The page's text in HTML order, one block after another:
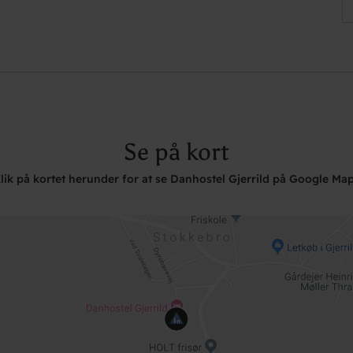
Se på kort
på kortet herunder for at se Danhostel Gjerrild på Google